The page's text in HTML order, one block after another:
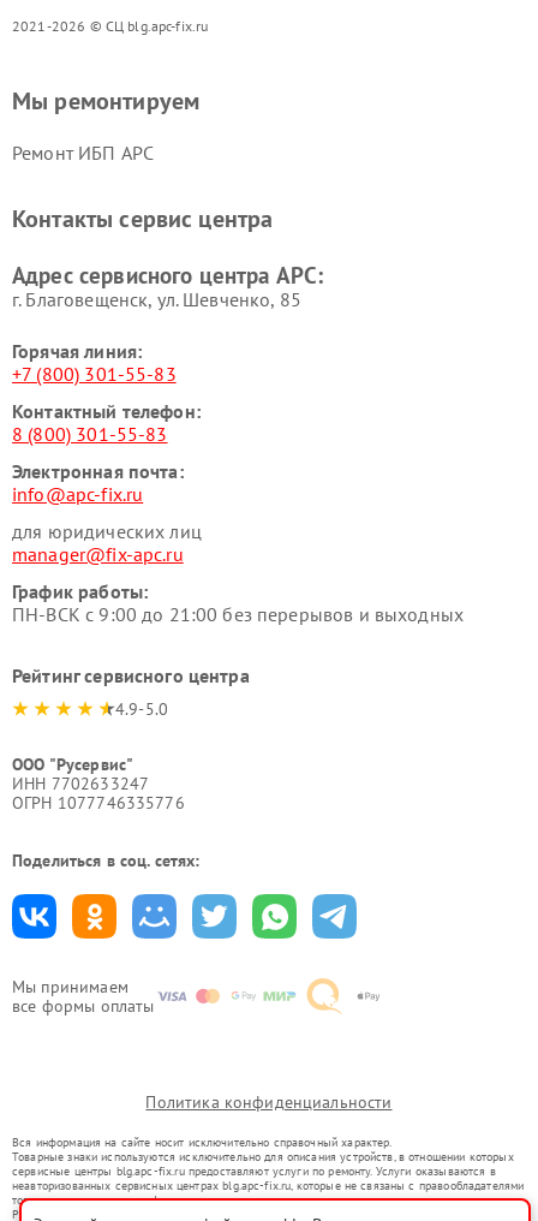
2021-2026 © СЦ blg.apc-fix.ru
Мы принимаем
все формы оплаты
Мы ремонтируем
Ремонт ИБП APC
Контакты сервис центра
Адрес сервисного центра APC:
г. Благовещенск, ул. Шевченко, 85
Горячая линия:
+7 (800) 301-55-83
Контактный телефон:
8 (800) 301-55-83
Электронная почта:
info@apc-fix.ru
для юридических лиц
manager@fix-apc.ru
График работы:
ПН-ВСК с 9:00 до 21:00 без перерывов и выходных
Рейтинг сервисного центра
4.9-5.0
ООО "Русервис"
ИНН 7702633247
ОГРН 1077746335776
Поделиться в соц. сетях:
Политика конфиденциальности
Вся информация на сайте носит исключительно справочный характер.
Товарные знаки используются исключительно для описания устройств, в отношении которых
сервисные центры blg.apc-fix.ru предоставляют услуги по ремонту. Услуги оказываются в
неавторизованных сервисных центрах blg.apc-fix.ru, которые не связаны с правообладателями
товарных знаков или их официальными представителями.
Ремонт осуществляется для устройств, уже введенных в гражданский оборот в соответствии